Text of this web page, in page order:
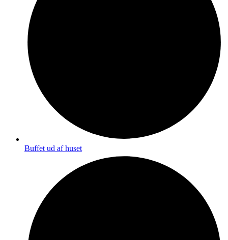
Buffet ud af huset